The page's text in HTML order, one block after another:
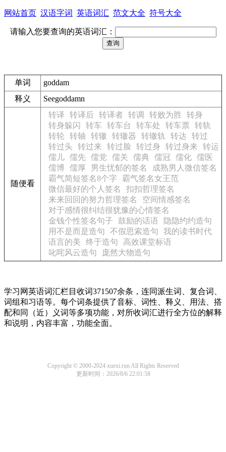
网站首页 汉语字词 英语词汇 范文大全 符号大全
请输入您要查询的英语词汇：
单词
goddam
释义
Seegoddamn
随便看
转译 转译后 转译者 转调 转败为胜
转身
转身躲闪
转车 转车台 转车处 转车票
转轨
转轮
转轴 转辙 转辙器 转辙轨 转达
转过
转过头
转过来 转过脸 转过身 转过身来 转运
儒儿 儒先 儒党 儒关 儒典 儒冠 儒化 儒医
儒博
儒厚 男生忧郁的签名
成熟男人微信签名
霸气简短签名8个字
霸气签名女王范
微信最好的个人签名
扣扣哲理签名
来来回回的努力哲理签名
空间情感签名
对于感情很纠结很犹豫的心情签名
金钱个性签名句子
鼓励的话语
隐隐约约造句
用不是而是造句
不假思索造句
我的读书时代
语言的美
终于造句
高效课堂标语
叱咤风云造句
庞然大物造句
学习网英语词汇栏目收词371507余条，连同派生词、复合词、
词组和习语等。每个词条提供了音标、词性、释义、用法、搭
配和同（近）义词等多项功能，对所收词汇进行全方位的解释
和说明，内容丰富，功能全面。
Copyright © 2000-2024 xuexi.run All Rights Reserved
更新时间：2026/8/6 22:01:58